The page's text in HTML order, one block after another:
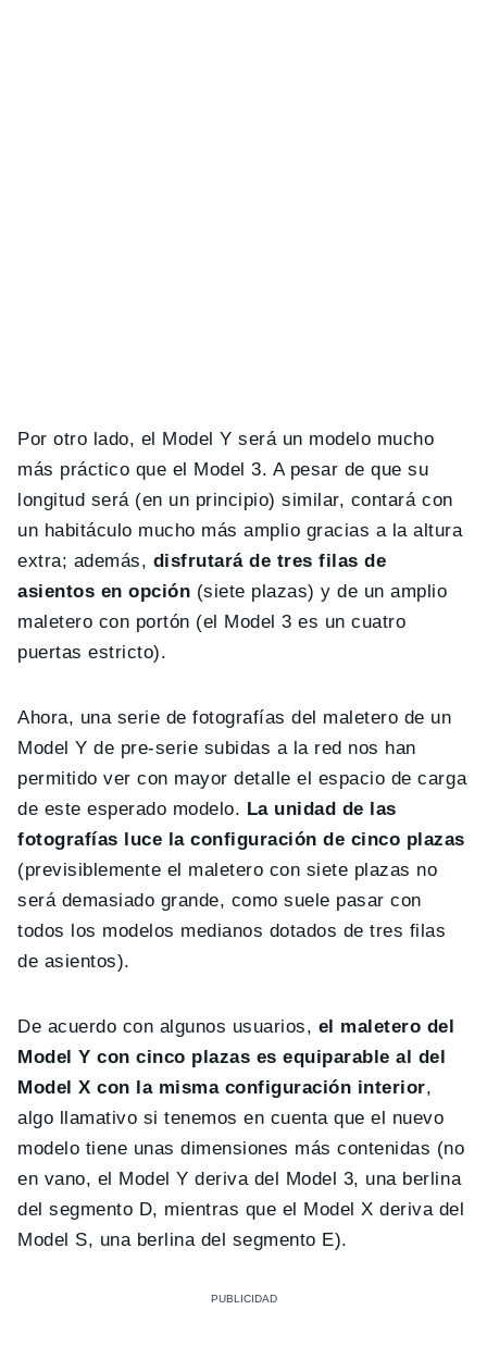
Por otro lado, el Model Y será un modelo mucho
más práctico que el Model 3. A pesar de que su
longitud será (en un principio) similar, contará con
un habitáculo mucho más amplio gracias a la altura
extra; además, disfrutará de tres filas de
asientos en opción (siete plazas) y de un amplio
maletero con portón (el Model 3 es un cuatro
puertas estricto).
Ahora, una serie de fotografías del maletero de un
Model Y de pre-serie subidas a la red nos han
permitido ver con mayor detalle el espacio de carga
de este esperado modelo. La unidad de las
fotografías luce la configuración de cinco plazas
(previsiblemente el maletero con siete plazas no
será demasiado grande, como suele pasar con
todos los modelos medianos dotados de tres filas
de asientos).
De acuerdo con algunos usuarios, el maletero del
Model Y con cinco plazas es equiparable al del
Model X con la misma configuración interior,
algo llamativo si tenemos en cuenta que el nuevo
modelo tiene unas dimensiones más contenidas (no
en vano, el Model Y deriva del Model 3, una berlina
del segmento D, mientras que el Model X deriva del
Model S, una berlina del segmento E).